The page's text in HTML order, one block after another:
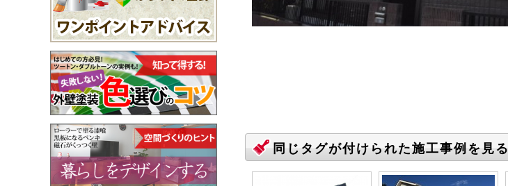
同じタグが付けられた施工事例を見る